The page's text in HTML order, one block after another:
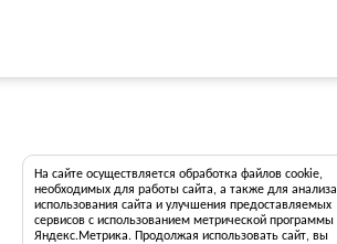
На сайте осуществляется обработка файлов cookie,
необходимых для работы сайта, а также для анализа
использования сайта и улучшения предоставляемых
сервисов с использованием метрической программы
Яндекс.Метрика. Продолжая использовать сайт, вы